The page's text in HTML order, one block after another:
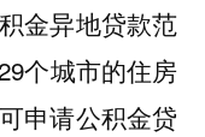
金异地贷款范
个城市的住房
申请公积金贷